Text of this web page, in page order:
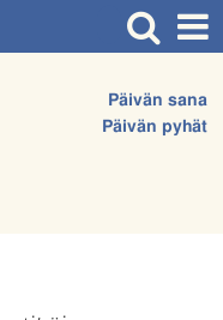
Päivän sana
Päivän pyhät